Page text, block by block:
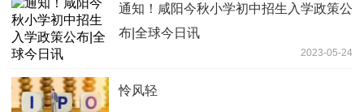
通知！咸阳今秋小学初中招生入学政策公
布|全球今日讯
2023-05-24
怜风轻